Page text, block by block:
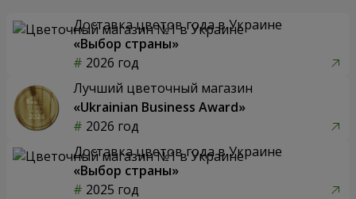
Доставка цветов года в Украине
«Выбор страны»
2026 год
Лучший цветочный магазин
«Ukrainian Business Award»
2026 год
Доставка цветов года в Украине
«Выбор страны»
2025 год